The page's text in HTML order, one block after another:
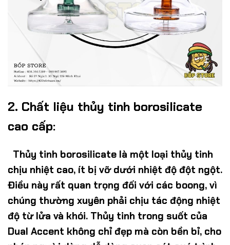
2. Chất liệu thủy tinh borosilicate
cao cấp:
Thủy tinh borosilicate là một loại thủy tinh
chịu nhiệt cao, ít bị vỡ dưới nhiệt độ đột ngột.
Điều này rất quan trọng đối với các boong, vì
chúng thường xuyên phải chịu tác động nhiệt
độ từ lửa và khói. Thủy tinh trong suốt của
Dual Accent không chỉ đẹp mà còn bền bỉ, cho